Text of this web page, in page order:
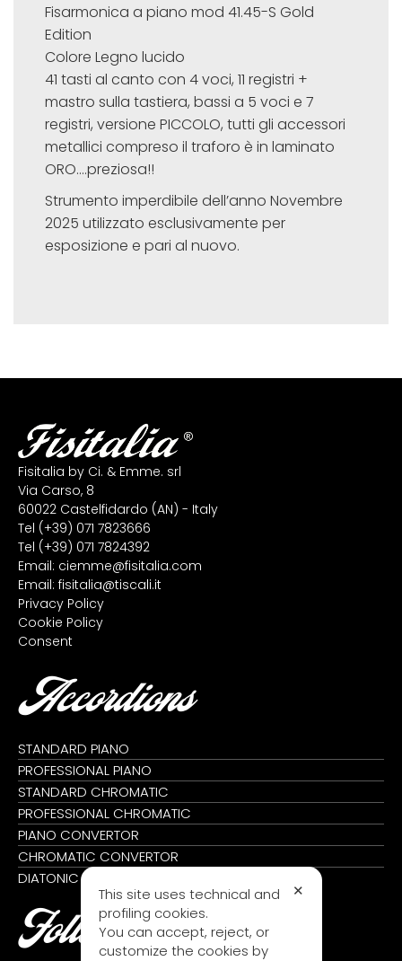
Fisarmonica a piano mod 41.45-S Gold
Edition
Colore Legno lucido
41 tasti al canto con 4 voci, 11 registri +
mastro sulla tastiera, bassi a 5 voci e 7
registri, versione PICCOLO, tutti gli accessori
metallici compreso il traforo è in laminato
ORO….preziosa!!
Strumento imperdibile dell’anno Novembre
2025 utilizzato esclusivamente per
esposizione e pari al nuovo.
Fisitalia by Ci. & Emme. srl
Via Carso, 8
60022 Castelfidardo (AN) - Italy
Tel (+39) 071 7823666
Tel (+39) 071 7824392
Email: ciemme@fisitalia.com
Email: fisitalia@tiscali.it
Privacy Policy
Cookie Policy
Consent
Accordions
STANDARD PIANO
PROFESSIONAL PIANO
STANDARD CHROMATIC
PROFESSIONAL CHROMATIC
PIANO CONVERTOR
CHROMATIC CONVERTOR
DIATONIC
Follow us
✕
This site uses technical and
profiling cookies.
You can accept, reject, or
customize the cookies by